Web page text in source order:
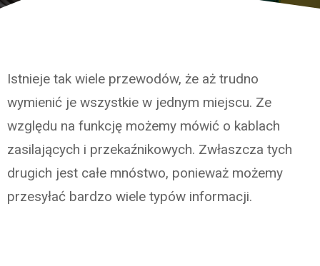
Istnieje tak wiele przewodów, że aż trudno
wymienić je wszystkie w jednym miejscu. Ze
względu na funkcję możemy mówić o kablach
zasilających i przekaźnikowych. Zwłaszcza tych
drugich jest całe mnóstwo, ponieważ możemy
przesyłać bardzo wiele typów informacji.